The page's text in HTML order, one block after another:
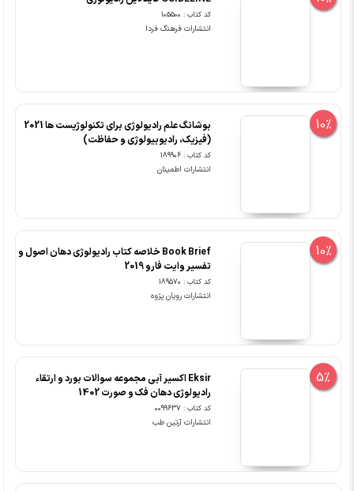
کد کتاب : 105500
انتشارات فرهنگ فردا
10%
بوشانگ علم رادیولوژی برای تکنولوژیست ها 2021
(فیزیک، رادیوبیولوژی و حفاظت)
کد کتاب : 189906
انتشارات اطمینان
10%
Book Brief خلاصه کتاب رادیولوژی دهان اصول و
تفسیر وایت فارو 2019
کد کتاب : 189570
انتشارات رویان پژوه
5%
Eksir اکسیر آبی مجموعه سوالات بورد و ارتقاء
رادیولوژی دهان فک و صورت 1402
کد کتاب : 0099637
انتشارات آرتین طب